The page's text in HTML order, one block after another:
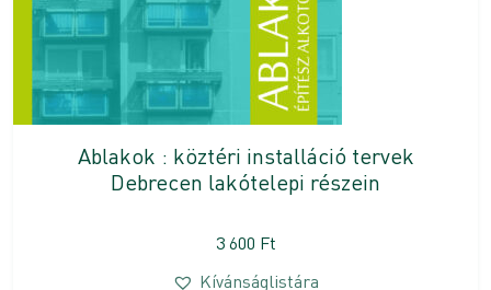
Ablakok : köztéri installáció tervek
Debrecen lakótelepi részein
3 600 Ft
Kívánságlistára